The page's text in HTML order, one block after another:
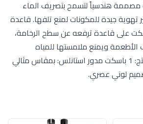
هندسياً لتسمح بتصريف الماء
جيدة للمكونات لمنع تلفها. قاعدة
على قاعدة ترفعه عن سطح الرخامة،
ويمنع ملامستها للمياه
المتجمعة. تكوين المنتج: 1 باسكت مدور استانلس: بمقاس مثالي
لوني عصري.